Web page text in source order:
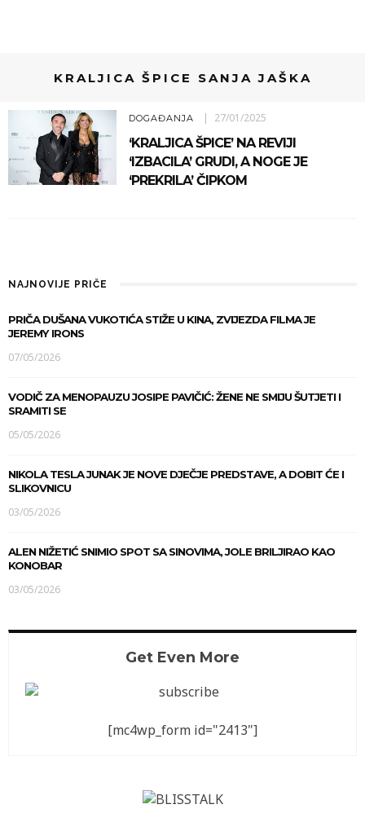
KRALJICA ŠPICE SANJA JAŠKA
DOGAĐANJA 27/01/2025
‘KRALJICA ŠPICE’ NA REVIJI
‘IZBACILA’ GRUDI, A NOGE JE
‘PREKRILA’ ČIPKOM
NAJNOVIJE PRIČE
PRIČA DUŠANA VUKOTIĆA STIŽE U KINA, ZVIJEZDA FILMA JE
JEREMY IRONS
07/05/2026
VODIČ ZA MENOPAUZU JOSIPE PAVIČIĆ: ŽENE NE SMIJU ŠUTJETI I
SRAMITI SE
05/05/2026
NIKOLA TESLA JUNAK JE NOVE DJEČJE PREDSTAVE, A DOBIT ĆE I
SLIKOVNICU
03/05/2026
ALEN NIŽETIĆ SNIMIO SPOT SA SINOVIMA, JOLE BRILJIRAO KAO
KONOBAR
03/05/2026
Get Even More
[mc4wp_form id="2413"]